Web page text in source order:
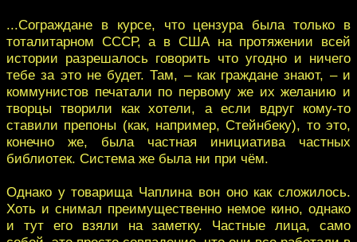
...Сограждане в курсе, что цензура была только в
тоталитарном СССР, а в США на протяжении всей
истории разрешалось говорить что угодно и ничего
тебе за это не будет. Там, – как граждане знают, – и
коммунистов печатали по первому же их желанию и
творцы творили как хотели, а если вдруг кому-то
ставили препоны (как, например, Стейнбеку), то это,
конечно же, была частная инициатива частных
библиотек. Система же была ни при чём.
Однако у товарища Чаплина вон оно как сложилось.
Хоть и снимал преимущественно немое кино, однако
и тут его взяли на заметку. Частные лица, само